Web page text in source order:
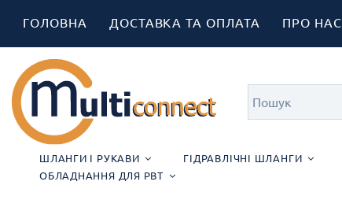
ГОЛОВНА ДОСТАВКА ТА ОПЛАТА ПРО НАС
ШЛАНГИ І РУКАВИ ГІДРАВЛІЧНІ ШЛАНГИ
ОБЛАДНАННЯ ДЛЯ РВТ